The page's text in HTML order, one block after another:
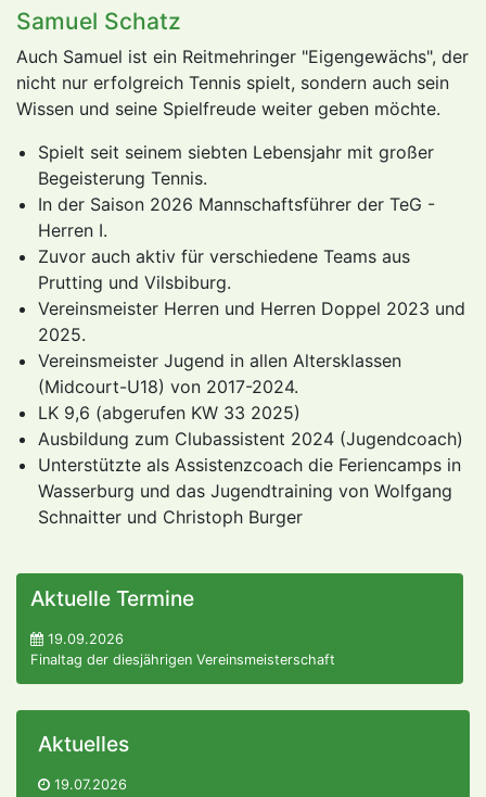
Samuel Schatz
Auch Samuel ist ein Reitmehringer "Eigengewächs", der
nicht nur erfolgreich Tennis spielt, sondern auch sein
Wissen und seine Spielfreude weiter geben möchte.
Spielt seit seinem siebten Lebensjahr mit großer
Begeisterung Tennis.
In der Saison 2026 Mannschaftsführer der TeG -
Herren I.
Zuvor auch aktiv für verschiedene Teams aus
Prutting und Vilsbiburg.
Vereinsmeister Herren und Herren Doppel 2023 und
2025.
Vereinsmeister Jugend in allen Altersklassen
(Midcourt-U18) von 2017-2024.
LK 9,6 (abgerufen KW 33 2025)
Ausbildung zum Clubassistent 2024 (Jugendcoach)
Unterstützte als Assistenzcoach die Feriencamps in
Wasserburg und das Jugendtraining von Wolfgang
Schnaitter und Christoph Burger
Aktuelle Termine
19.09.2026
Finaltag der diesjährigen Vereinsmeisterschaft
Aktuelles
19.07.2026